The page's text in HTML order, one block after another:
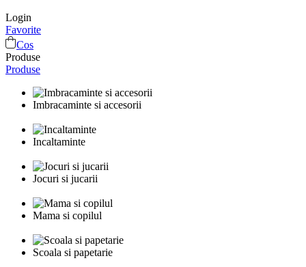
Login
Favorite
Cos
Produse
Produse
Imbracaminte si accesorii
Incaltaminte
Jocuri si jucarii
Mama si copilul
Scoala si papetarie